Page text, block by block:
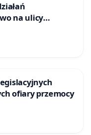
na ulicy
narażających ofiary przemocy